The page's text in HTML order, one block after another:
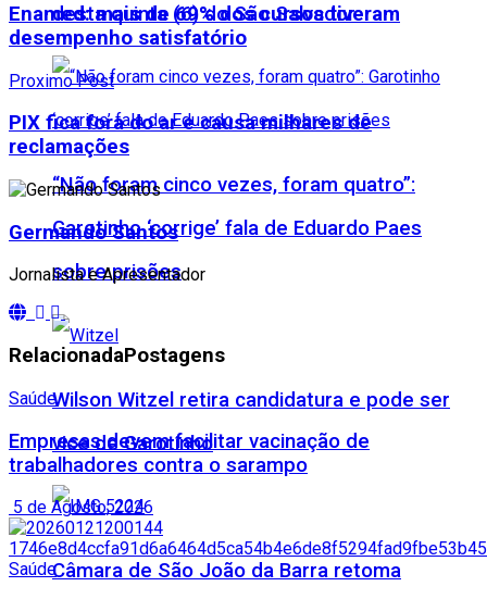
desta quinta (6) do São Salvador
“Não foram cinco vezes, foram quatro”:
Garotinho ‘corrige’ fala de Eduardo Paes
sobre prisões
Wilson Witzel retira candidatura e pode ser
vice de Garotinho
Câmara de São João da Barra retoma
Enamed: mais de 69% dos cursos tiveram
desempenho satisfatório
Proximo Post
PIX fica fora do ar e causa milhares de
reclamações
Germando Santos
Jornalista e Apresentador
RelacionadaPostagens
Saúde
Empresas devem facilitar vacinação de
trabalhadores contra o sarampo
5 de Agosto, 2026
Saúde